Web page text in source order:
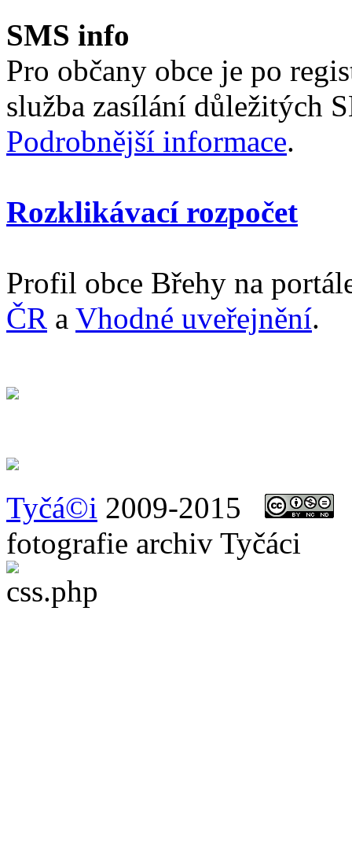
SMS info
Pro občany obce je po
služba zasílání důležitých
Podrobnější informace.
Rozklikávací rozpočet
Profil obce Břehy na
ČR a Vhodné uveřejnění.
Tyčá©i 2009-2015
fotografie archiv Tyčáci